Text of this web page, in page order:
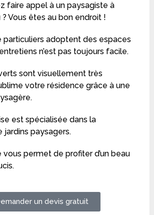
faire appel à un paysagiste à
? Vous êtes au bon endroit !
particuliers adoptent des espaces
n’est pas toujours facile.
sont visuellement très
votre résidence grâce à une
est spécialisée dans la
paysagers.
vous permet de profiter d’un beau
un devis gratuit